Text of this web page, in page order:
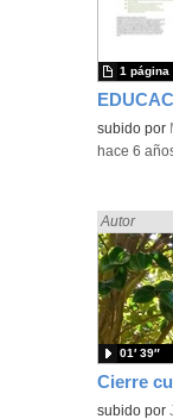
subido por
1 página
-hace 6
Autor
subido por
01′ 39″